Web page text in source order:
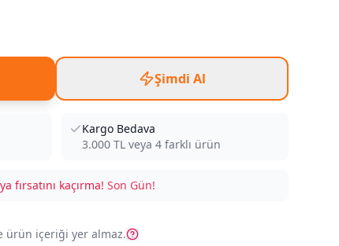
Şimdi Al
Kargo Bedava
3.000 TL veya 4 farklı ürün
fırsatını kaçırma! Son Gün!
ürün içeriği yer almaz.